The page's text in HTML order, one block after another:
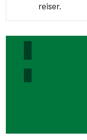
reiser.